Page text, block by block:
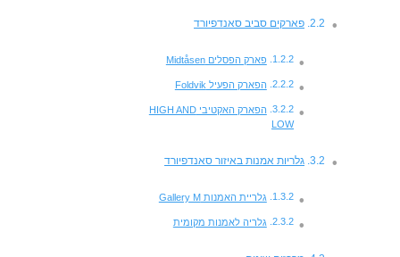
פארקים סביב סאנדפיורד
פארק הפסלים Midtåsen
הפארק הפעיל Foldvik
הפארק האקטיבי HIGH AND
LOW
גלריות אמנות באיזור סאנדפיורד
גלריית האמנות Gallery M
גלריה לאמנות מקומית